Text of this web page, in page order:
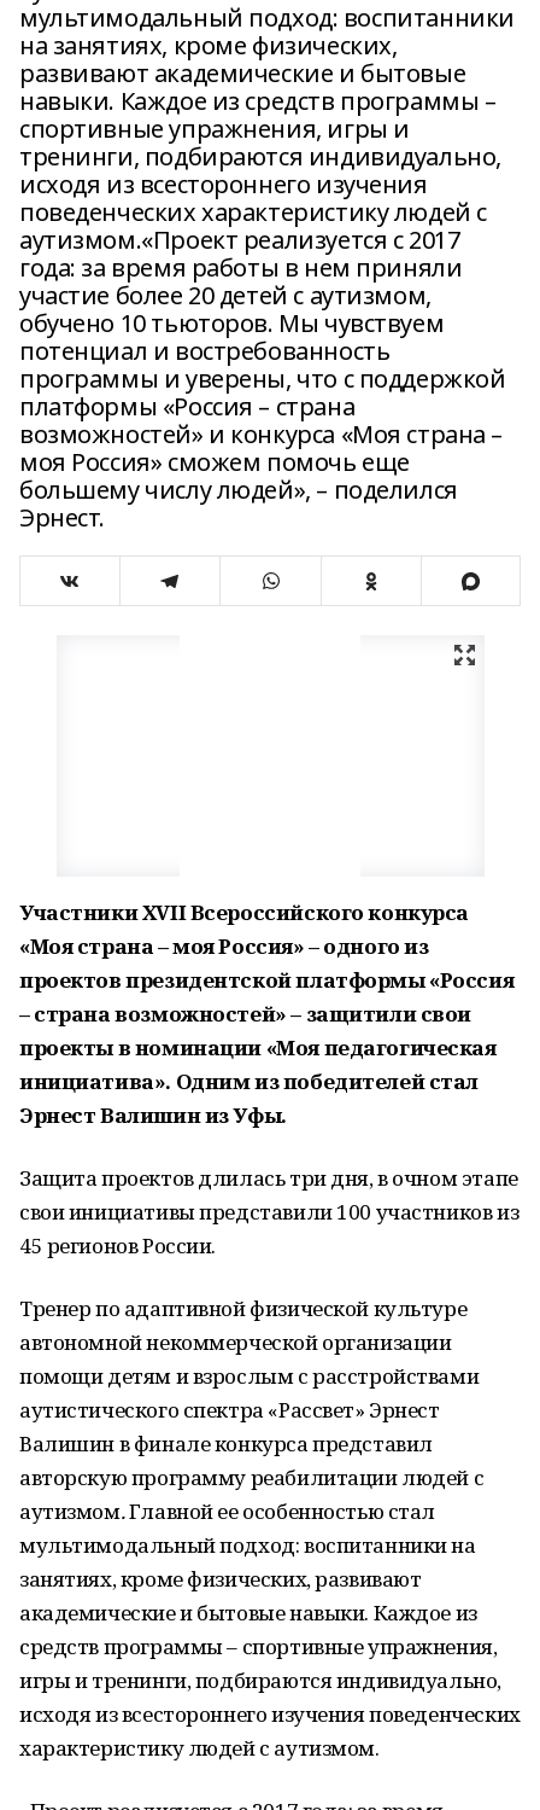
мультимодальный подход: воспитанники
на занятиях, кроме физических,
развивают академические и бытовые
навыки. Каждое из средств программы –
спортивные упражнения, игры и
тренинги, подбираются индивидуально,
исходя из всестороннего изучения
поведенческих характеристику людей с
аутизмом.«Проект реализуется с 2017
года: за время работы в нем приняли
участие более 20 детей с аутизмом,
обучено 10 тьюторов. Мы чувствуем
потенциал и востребованность
программы и уверены, что с поддержкой
платформы «Россия – страна
возможностей» и конкурса «Моя страна –
моя Россия» сможем помочь еще
большему числу людей», – поделился
Эрнест.
УчастникиXVII Всероссийского конкурса
«Моя страна – моя Россия» – одного из
проектов президентской платформы «Россия
– страна возможностей» – защитили свои
проекты в номинации «Моя педагогическая
инициатива». Одним из победителей стал
Эрнест Валишин из Уфы.
Защита проектов длилась три дня, в очном этапе
свои инициативы представили 100 участников из
45 регионов России.
Тренер по адаптивной физической культуре
автономной некоммерческой организации
помощи детям и взрослым с расстройствами
аутистического спектра «Рассвет» Эрнест
Валишин в финале конкурса представил
авторскую программу реабилитации людей с
аутизмом.Главной ее особенностью стал
мультимодальный подход: воспитанники на
занятиях, кроме физических, развивают
академические и бытовые навыки. Каждое из
средств программы – спортивные упражнения,
игры и тренинги, подбираются индивидуально,
исходя из всестороннего изучения поведенческих
характеристику людей с аутизмом.